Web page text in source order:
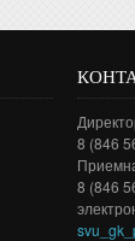
8 (846
8 (846